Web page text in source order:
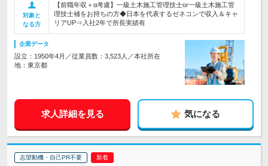
対象と
なる方
【前職年収＋α考慮】一級土木施工管理技士or一級土木施工管
理技士補をお持ちの方◆日本を代表するゼネコンで収入＆キャ
リアUP⇒入社2年で所長実績有
企業データ
設立：1950年4月／従業員数：3,523人／本社所在
地：東京都
求人詳細を見る 気になる
志望動機・自己PR不要